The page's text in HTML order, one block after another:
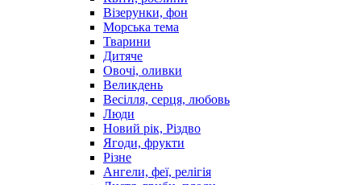
Візерунки, фон
Морська тема
Тварини
Дитяче
Овочі, оливки
Великдень
Весілля, серця, любовь
Люди
Новий рік, Різдво
Ягоди, фрукти
Різне
Ангели, феї, релігія